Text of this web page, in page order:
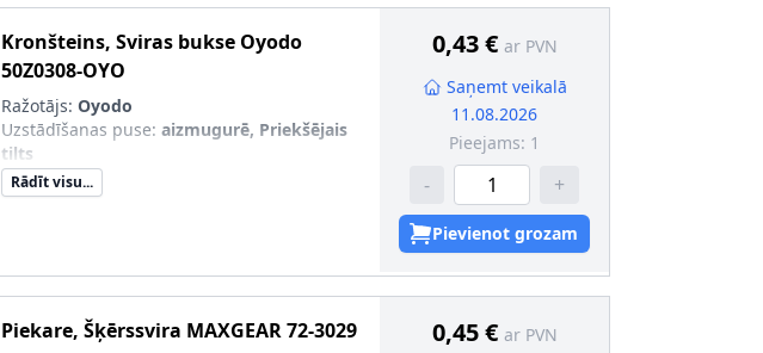
Kronšteins, Sviras bukse Oyodo
50Z0308-OYO
Ražotājs: Oyodo
Uzstādīšanas puse: aizmugurē, Priekšējais
tilts
Rādīt visu...
0,43 € ar PVN
Saņemt veikalā
11.08.2026
Pieejams: 1
- +
Pievienot grozam
Piekare, Šķērssvira MAXGEAR72-3029 0,45 € ar PVN